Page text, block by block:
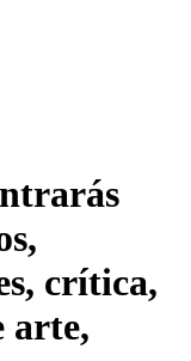
crítica,
arte,